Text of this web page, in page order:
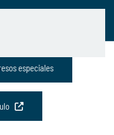
especiales